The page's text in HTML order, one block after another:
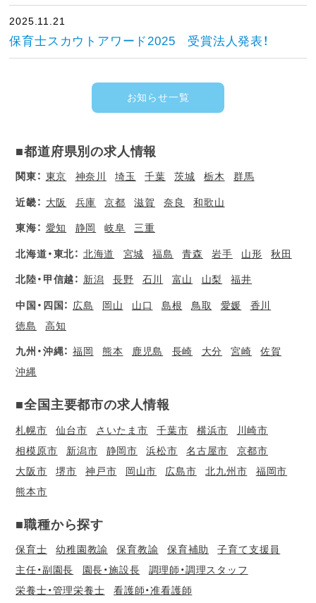
2025.11.21
保育士スカウトアワード2025 受賞法人発表！
お知らせ一覧
■都道府県別の求人情報
関東： 東京 神奈川 埼玉 千葉 茨城 栃木 群馬
近畿： 大阪 兵庫 京都 滋賀 奈良 和歌山
東海： 愛知 静岡 岐阜 三重
北海道・東北： 北海道 宮城 福島 青森 岩手 山形 秋田
北陸・甲信越： 新潟 長野 石川 富山 山梨 福井
中国・四国： 広島 岡山 山口 島根 鳥取 愛媛
香川
徳島
高知
九州・沖縄： 福岡 熊本 鹿児島 長崎 大分 宮崎
佐賀
沖縄
■全国主要都市の求人情報
札幌市 仙台市 さいたま市 千葉市 横浜市
川崎市
相模原市
新潟市 静岡市 浜松市 名古屋市
京都市
大阪市
堺市 神戸市 岡山市 広島市 北九州市
福岡市
熊本市
■職種から探す
保育士 幼稚園教諭 保育教諭 保育補助
子育て支援員
主任・副園長
園長・施設長
調理師・調理スタッフ
栄養士・管理栄養士
看護師・准看護師